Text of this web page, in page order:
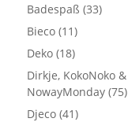
Badespaß (33)
Bieco (11)
Deko (18)
Dirkje, KokoNoko &
NowayMonday (75)
Djeco (41)